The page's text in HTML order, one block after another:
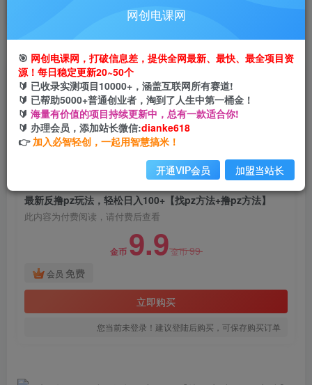
搭建同款网站，自己当老板
最新反撸pz玩法，轻松日入100+【找pz方法+撸
pz方法】
网创电课网
2年前发布
970 150
最新反撸pz玩法，轻松日入100+【找pz方法+撸pz方法】
此内容为付费阅读，请付费后查看
金币 9.9金币99
会员 免费
立即购买
您当前未登录！建议登陆后购买，可保存购买订单
网创电课网
🎯 网创电课网，打破信息差，提供全网最新、最快、最全项目资
源！每日稳定更新20~50个
🔰 已收录实测项目10000+，涵盖互联网所有赛道!
🔰 已帮助5000+普通创业者，淘到了人生中第一桶金！
🔰 海量有价值的项目持续更新中，总有一款适合你!
🔰 办理会员，添加站长微信:dianke618
👉 加入必智轻创，一起用智慧搞米！
开通VIP会员 加盟当站长